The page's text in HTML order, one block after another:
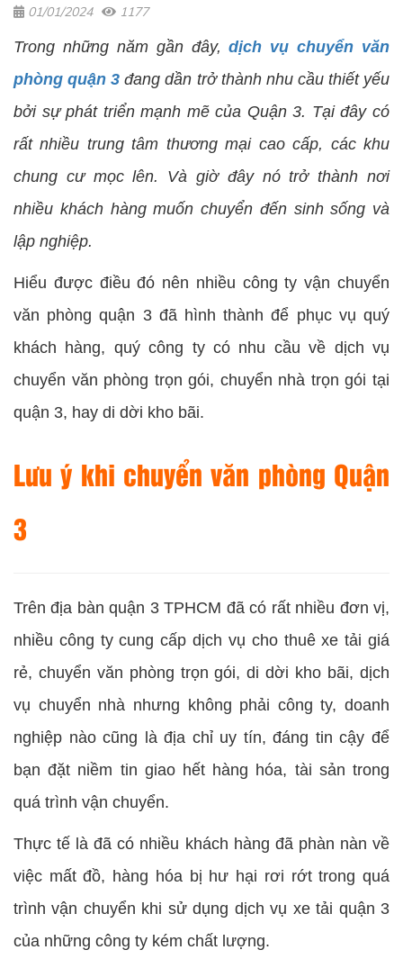
01/01/2024 1177
Trong những năm gần đây,dịch vụ chuyển văn
phòng quận 3 đang dần trở thành nhu cầu thiết yếu
bởi sự phát triển mạnh mẽ của Quận 3. Tại đây có
rất nhiều trung tâm thương mại cao cấp, các khu
chung cư mọc lên. Và giờ đây nó trở thành nơi
nhiều khách hàng muốn chuyển đến sinh sống và
lập nghiệp.
Hiểu được điều đó nên nhiều công ty vận chuyển
văn phòng quận 3 đã hình thành để phục vụ quý
khách hàng, quý công ty có nhu cầu về dịch vụ
chuyển văn phòng trọn gói, chuyển nhà trọn gói tại
quận 3, hay di dời kho bãi.
Lưu ý khi chuyển văn phòng Quận
3
Trên địa bàn quận 3 TPHCM đã có rất nhiều đơn vị,
nhiều công ty cung cấp dịch vụ cho thuê xe tải giá
rẻ, chuyển văn phòng trọn gói, di dời kho bãi, dịch
vụ chuyển nhà nhưng không phải công ty, doanh
nghiệp nào cũng là địa chỉ uy tín, đáng tin cậy để
bạn đặt niềm tin giao hết hàng hóa, tài sản trong
quá trình vận chuyển.
Thực tế là đã có nhiều khách hàng đã phàn nàn về
việc mất đồ, hàng hóa bị hư hại rơi rớt trong quá
trình vận chuyển khi sử dụng dịch vụ xe tải quận 3
của những công ty kém chất lượng.